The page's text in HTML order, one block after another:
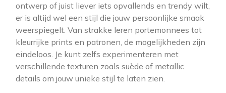
ontwerp of juist liever iets opvallends en trendy wilt,
er is altijd wel een stijl die jouw persoonlijke smaak
weerspiegelt. Van strakke leren portemonnees tot
kleurrijke prints en patronen, de mogelijkheden zijn
eindeloos. Je kunt zelfs experimenteren met
verschillende texturen zoals suède of metallic
details om jouw unieke stijl te laten zien.